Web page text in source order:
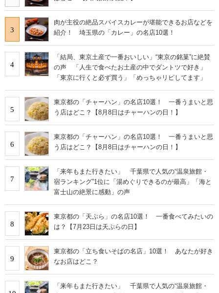
3
肉が主役の絶品スパイスカレーが堪能できるお店などを
紹介！ 埼玉県の「カレー」の名店10選！
4
「結局、東京土産で一番おいしい」“東京の銘菓”に絶賛
の声 「人生で食べたお土産の中でダントツで好き」
「東京に行くと必ず買う」「めっちゃリピしてます」
5
東京都の「チャーハン」の名店10選！ 一番うまいと思
う店はどこ？【8月8日はチャーハンの日！】
6
東京都の「チャーハン」の名店10選！ 一番うまいと思
う店はどこ？【8月8日はチャーハンの日！】
7
「来年もまた行きたい」 千葉県で人気の“温泉旅館・
宿ランキング”1位に「湯めぐりできるのが最高」「海と
富士山の絶景に感動」の声
8
東京都の「天ぷら」の名店10選！ 一番食べてみたいの
は？【7月23日は天ぷらの日】
9
東京都の「立ち食いそばの名店」10選！ あなたが好き
なお店はどこ？
「来年もまた行きたい」 千葉県で人気の“温泉旅館・